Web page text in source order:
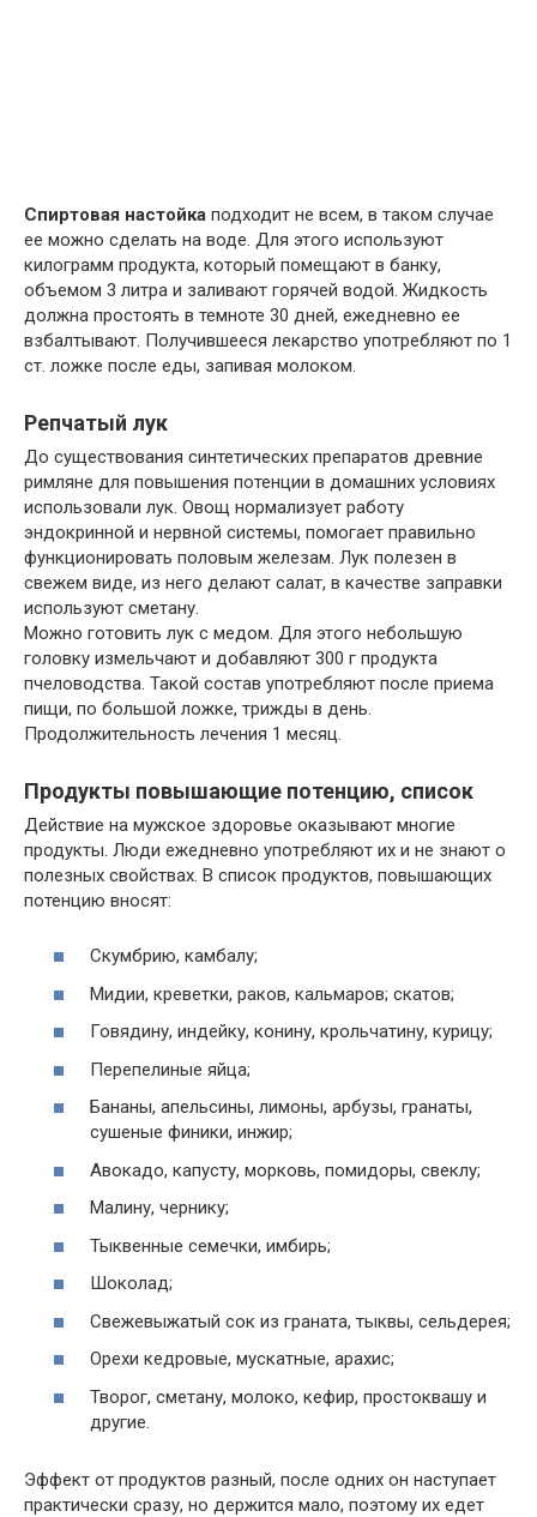
Спиртовая настойка подходит не всем, в таком случае
ее можно сделать на воде. Для этого используют
килограмм продукта, который помещают в банку,
объемом 3 литра и заливают горячей водой. Жидкость
должна простоять в темноте 30 дней, ежедневно ее
взбалтывают. Получившееся лекарство употребляют по 1
ст. ложке после еды, запивая молоком.
Репчатый лук
До существования синтетических препаратов древние
римляне для повышения потенции в домашних условиях
использовали лук. Овощ нормализует работу
эндокринной и нервной системы, помогает правильно
функционировать половым железам. Лук полезен в
свежем виде, из него делают салат, в качестве заправки
используют сметану.
Можно готовить лук с медом. Для этого небольшую
головку измельчают и добавляют 300 г продукта
пчеловодства. Такой состав употребляют после приема
пищи, по большой ложке, трижды в день.
Продолжительность лечения 1 месяц.
Продукты повышающие потенцию, список
Действие на мужское здоровье оказывают многие
продукты. Люди ежедневно употребляют их и не знают о
полезных свойствах. В список продуктов, повышающих
потенцию вносят:
Скумбрию, камбалу;
Мидии, креветки, раков, кальмаров; скатов;
Говядину, индейку, конину, крольчатину, курицу;
Перепелиные яйца;
Бананы, апельсины, лимоны, арбузы, гранаты,
сушеные финики, инжир;
Авокадо, капусту, морковь, помидоры, свеклу;
Малину, чернику;
Тыквенные семечки, имбирь;
Шоколад;
Свежевыжатый сок из граната, тыквы, сельдерея;
Орехи кедровые, мускатные, арахис;
Творог, сметану, молоко, кефир, простоквашу и
другие.
Эффект от продуктов разный, после одних он наступает
практически сразу, но держится мало, поэтому их едет